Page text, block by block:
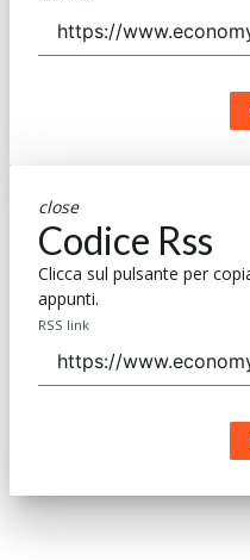
close
Codice Rss
Clicca sul pulsante per
appunti.
RSS link